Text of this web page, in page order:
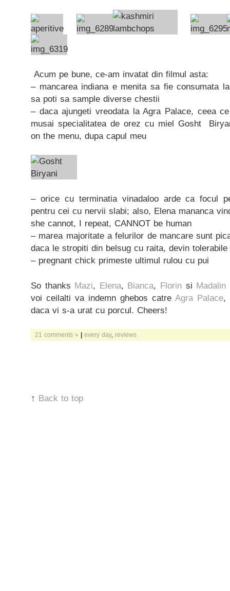
Acum pe bune, ce-am invatat din filmul asta:
– mancarea indiana e menita sa fie consumata
sa poti sa sample diverse chestii
– daca ajungeti vreodata la Agra Palace, ceea
musai specialitatea de orez cu miel Gosht
on the menu, dupa capul meu
– orice cu terminatia vinadaloo arde ca focul
pentru cei cu nervii slabi; also, Elena mananca
she cannot, I repeat, CANNOT be human
– marea majoritate a felurilor de mancare sunt
daca le stropiti din belsug cu raita, devin tolerabile
– pregnant chick primeste ultimul rulou cu pui
So thanks Mazi, Elena, Bianca, Florin si Madalin
voi ceilalti va indemn ghebos catre Agra Palace,
daca vi s-a urat cu porcul. Cheers!
21 comments » | every day, reviews
↑ Back to top